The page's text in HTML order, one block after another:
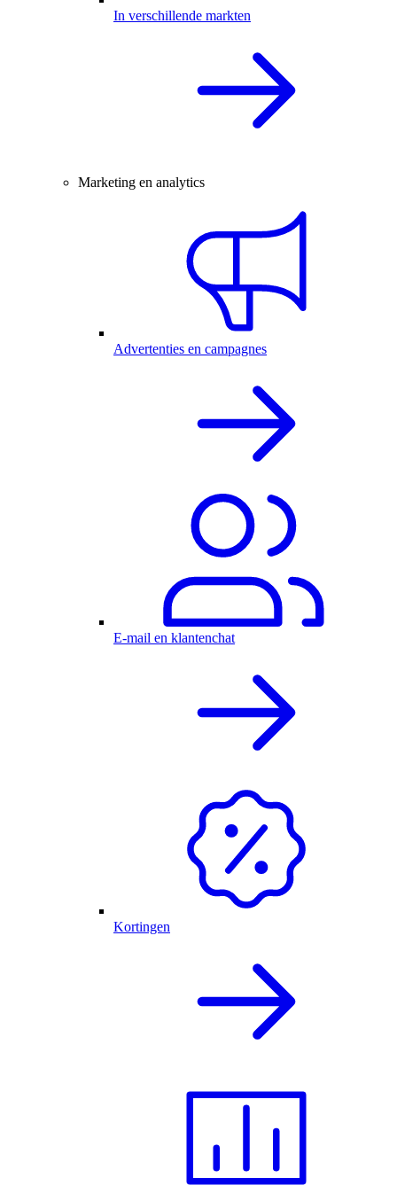
In verschillende markten
Marketing en analytics
Advertenties en campagnes
E-mail en klantenchat
Kortingen